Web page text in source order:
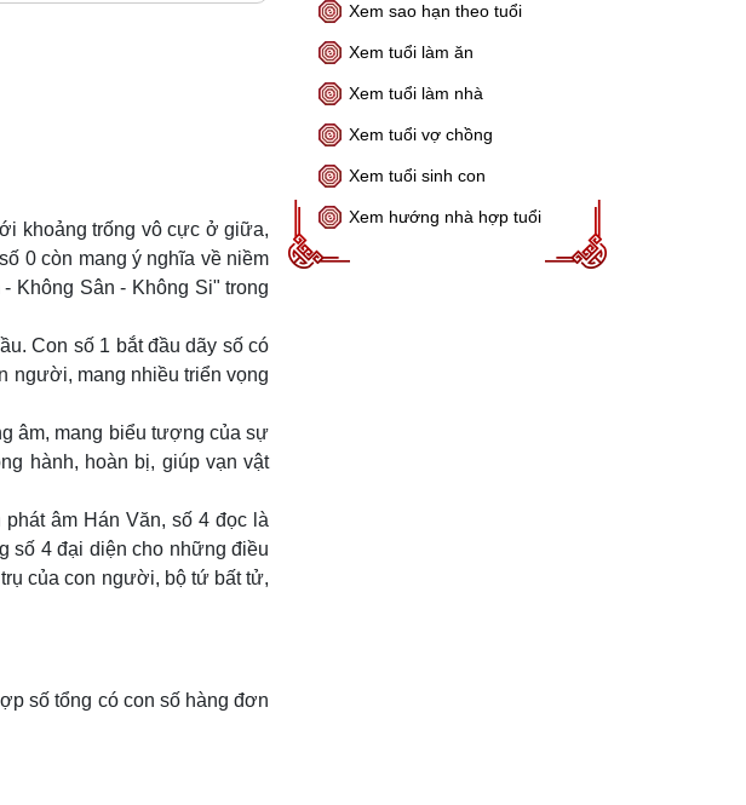
khoảng trống vô cực ở giữa,
0 còn mang ý nghĩa về niềm
Không Sân - Không Si" trong
Con số 1 bắt đầu dãy số có
người, mang nhiều triển vọng
âm, mang biểu tượng của sự
hành, hoàn bị, giúp vạn vật
âm Hán Văn, số 4 đọc là
số 4 đại diện cho những điều
của con người, bộ tứ bất tử,
số tổng có con số hàng đơn
Xem sao hạn theo tuổi
Xem tuổi làm ăn
Xem tuổi làm nhà
Xem tuổi vợ chồng
Xem tuổi sinh con
Xem hướng nhà hợp tuổi